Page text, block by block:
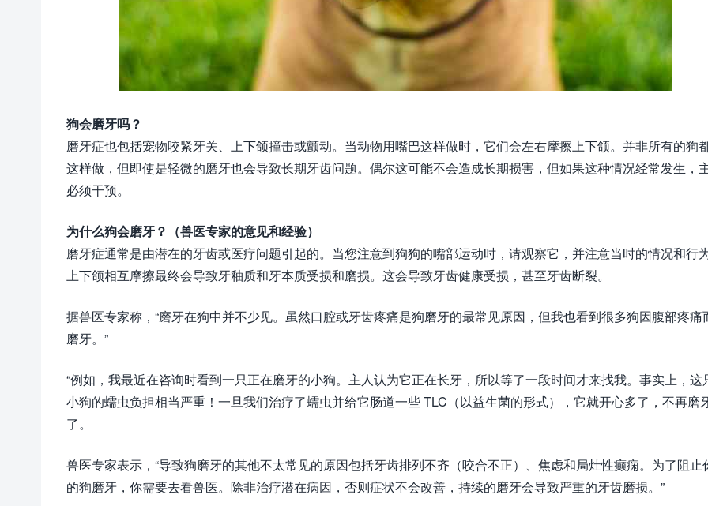
狗会磨牙吗？
磨牙症也包括宠物咬紧牙关、上下颌撞击或颤动。当动物用嘴巴这样做时，它们会左右摩擦上下颌。并非所有的狗
这样做，但即使是轻微的磨牙也会导致长期牙齿问题。偶尔这可能不会造成长期损害，但如果这种情况经常发生，
必须干预。
为什么狗会磨牙？（兽医专家的意见和经验）
磨牙症通常是由潜在的牙齿或医疗问题引起的。当您注意到狗狗的嘴部运动时，请观察它，并注意当时的情况和行为
上下颌相互摩擦最终会导致牙釉质和牙本质受损和磨损。这会导致牙齿健康受损，甚至牙齿断裂。
据兽医专家称，“磨牙在狗中并不少见。虽然口腔或牙齿疼痛是狗磨牙的最常见原因，但我也看到很多狗因腹部疼痛
磨牙。”
“例如，我最近在咨询时看到一只正在磨牙的小狗。主人认为它正在长牙，所以等了一段时间才来找我。事实上，这
小狗的蠕虫负担相当严重！一旦我们治疗了蠕虫并给它肠道一些 TLC（以益生菌的形式），它就开心多了，不再磨
了。
兽医专家表示，“导致狗磨牙的其他不太常见的原因包括牙齿排列不齐（咬合不正）、焦虑和局灶性癫痫。为了阻止
的狗磨牙，你需要去看兽医。除非治疗潜在病因，否则症状不会改善，持续的磨牙会导致严重的牙齿磨损。”